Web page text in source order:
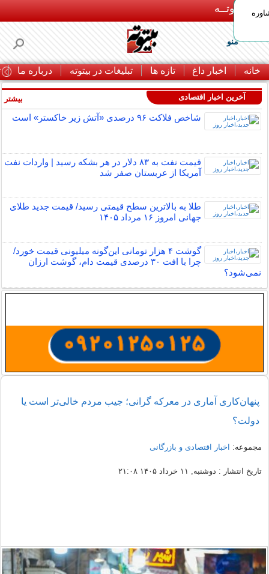
بـیتوتــه
منو
خانه اخبار داغ تازه ها تبلیغات در بیتوته درباره ما
آخرین اخبار اقتصادی
شاخص فلاکت ۹۶ درصدی «آتش زیر خاکستر» است
قیمت نفت به ۸۳ دلار در هر بشکه رسید | واردات نفت
آمریکا از عربستان صفر شد
طلا به بالاترین سطح قیمتی رسید/ قیمت جدید طلای
جهانی امروز ۱۶ مرداد ۱۴۰۵
گوشت ۴ هزار تومانی این‌گونه میلیونی قیمت خورد/
چرا با افت ۳۰ درصدی قیمت دام، گوشت ارزان
نمی‌شود؟
بیشتر
پنهان‌کاری آماری در معرکه گرانی؛ جیب مردم خالی‌تر است یا
دولت؟
مجموعه: اخبار اقتصادی و بازرگانی
تاریخ انتشار : دوشنبه, ۱۱ خرداد ۱۴۰۵ ۲۱:۰۸